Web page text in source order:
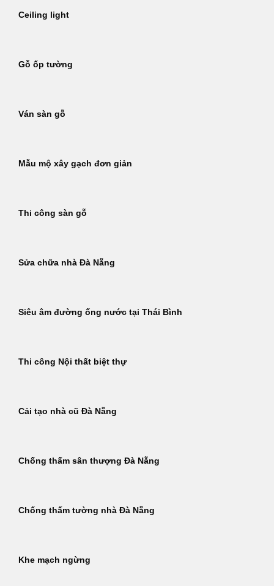
Ceiling light
Gỗ ốp tường
Ván sàn gỗ
Mẫu mộ xây gạch đơn giản
Thi công sàn gỗ
Sửa chữa nhà Đà Nẵng
Siêu âm đường ống nước tại Thái Bình
Thi công Nội thất biệt thự
Cải tạo nhà cũ Đà Nẵng
Chống thấm sân thượng Đà Nẵng
Chống thấm tường nhà Đà Nẵng
Khe mạch ngừng